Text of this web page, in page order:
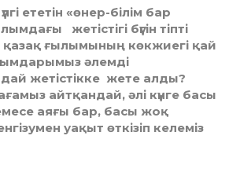
ететін «өнер-білім бар
жетістігі бүгін тіпті
ғылымының көкжиегі қай
әлемді
жетістікке жете алды?
айтқандай, әлі күнге басы
аяғы бар, басы жоқ
уақыт өткізіп келеміз